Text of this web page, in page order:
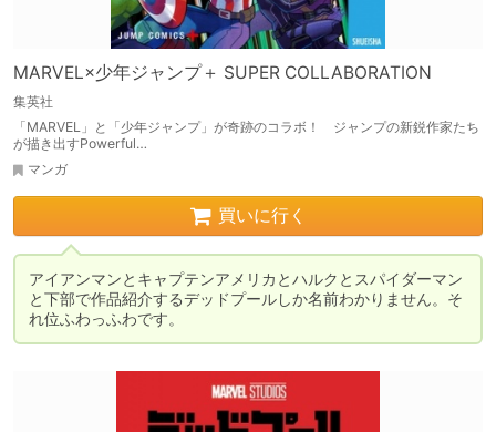
MARVEL×少年ジャンプ＋ SUPER COLLABORATION
集英社
「MARVEL」と「少年ジャンプ」が奇跡のコラボ！ ジャンプの新鋭作家たち
が描き出すPowerful…
マンガ
買いに行く
アイアンマンとキャプテンアメリカとハルクとスパイダーマン
と下部で作品紹介するデッドプールしか名前わかりません。そ
れ位ふわっふわです。